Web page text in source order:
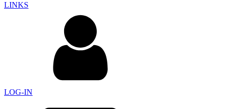
LINKS
LOG-IN